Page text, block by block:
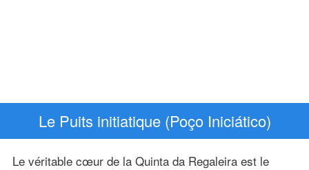
Le Puits initiatique (Poço Iniciático)
Le véritable cœur de la Quinta da Regaleira est le